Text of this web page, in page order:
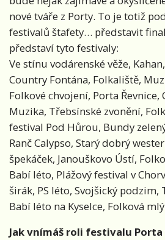
nové tváře z Porty. To je totiž
festivalů štafety… představit
představí tyto festivaly:
Ve stínu vodárenské věže,
Country Fontána, Folkaliště,
Folkové chvojení, Porta Řevnice,
Muzika, Třebsínské zvonění,
festival Pod Hůrou, Bundy
Ranč Calypso, Starý dobrý
špekáček, Janouškovo Ústí,
Babí léto, Plážový festival v
širák, PS léto, Svojšický podzim,
Babí léto na Kyselce, Folková
Jak vnímáš roli festivalu